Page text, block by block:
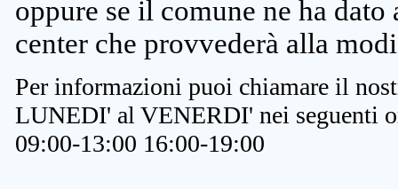
oppure se il comune ne ha
center che provvederà alla
Per informazioni puoi chiamare il
LUNEDI' al VENERDI' nei seguenti
09:00-13:00 16:00-19:00